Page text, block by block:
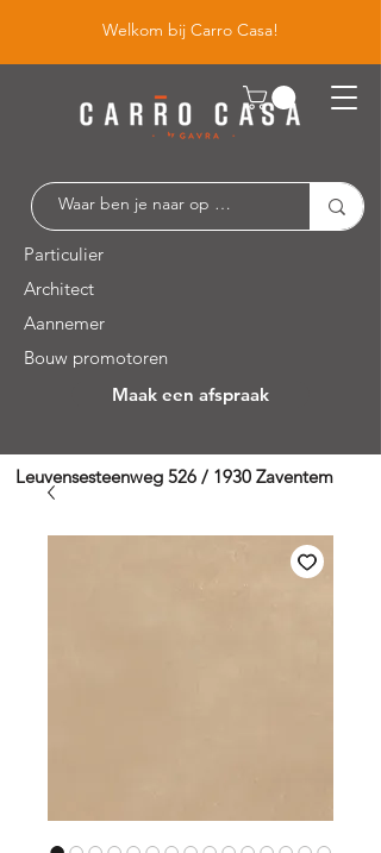
Welkom bij Carro Casa!
Particulier
Architect
Aannemer
Bouw promotoren
Maak een afspraak
Leuvensesteenweg 526 / 1930 Zaventem